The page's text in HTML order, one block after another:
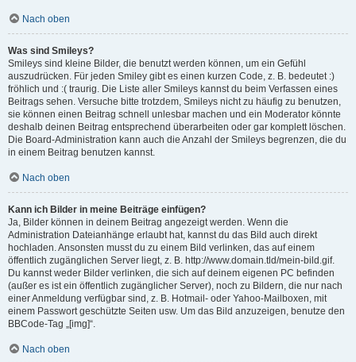
Nach oben
Was sind Smileys?
Smileys sind kleine Bilder, die benutzt werden können, um ein Gefühl
auszudrücken. Für jeden Smiley gibt es einen kurzen Code, z. B. bedeutet :)
fröhlich und :( traurig. Die Liste aller Smileys kannst du beim Verfassen eines
Beitrags sehen. Versuche bitte trotzdem, Smileys nicht zu häufig zu benutzen,
sie können einen Beitrag schnell unlesbar machen und ein Moderator könnte
deshalb deinen Beitrag entsprechend überarbeiten oder gar komplett löschen.
Die Board-Administration kann auch die Anzahl der Smileys begrenzen, die du
in einem Beitrag benutzen kannst.
Nach oben
Kann ich Bilder in meine Beiträge einfügen?
Ja, Bilder können in deinem Beitrag angezeigt werden. Wenn die
Administration Dateianhänge erlaubt hat, kannst du das Bild auch direkt
hochladen. Ansonsten musst du zu einem Bild verlinken, das auf einem
öffentlich zugänglichen Server liegt, z. B. http://www.domain.tld/mein-bild.gif.
Du kannst weder Bilder verlinken, die sich auf deinem eigenen PC befinden
(außer es ist ein öffentlich zugänglicher Server), noch zu Bildern, die nur nach
einer Anmeldung verfügbar sind, z. B. Hotmail- oder Yahoo-Mailboxen, mit
einem Passwort geschützte Seiten usw. Um das Bild anzuzeigen, benutze den
BBCode-Tag „[img]“.
Nach oben